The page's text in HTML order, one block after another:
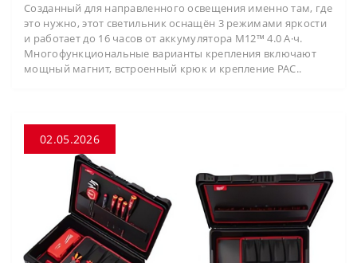
Созданный для направленного освещения именно там, где
это нужно, этот светильник оснащён 3 режимами яркости
и работает до 16 часов от аккумулятора M12™ 4.0 А·ч.
Многофункциональные варианты крепления включают
мощный магнит, встроенный крюк и крепление PAC..
02.05.2026